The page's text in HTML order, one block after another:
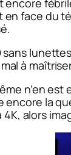
face du
sans
à
n’en
encore la
alors